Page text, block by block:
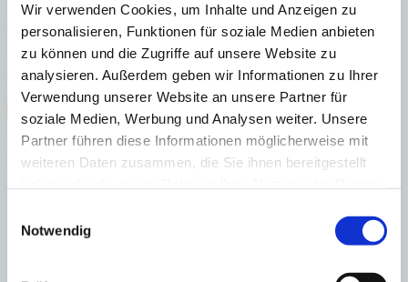
Wir verwenden Cookies, um Inhalte und Anzeigen zu
personalisieren, Funktionen für soziale Medien anbieten
zu können und die Zugriffe auf unsere Website zu
analysieren. Außerdem geben wir Informationen zu Ihrer
Verwendung unserer Website an unsere Partner für
soziale Medien, Werbung und Analysen weiter. Unsere
Partner führen diese Informationen möglicherweise mit
weiteren Daten zusammen, die Sie ihnen bereitgestellt
Notwendig
Port AndratxNeubau-Villa im modernen Design mit Wellness-Etage
Preis:
5.490.000
Ref:27364
Immobilie anzeigen
Schlafzimmer 4 Badezimmer 5 Grundstück 1.045 m² Bebaute
Fläche 491 m²
Schlafzimmer 4 Badezimmer 5 Grundstück 1.045 m² Bebaute
2023